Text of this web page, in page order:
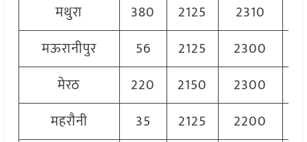
मथुरा
380 2125 2310
मऊरानीपुर
56 2125 2300
मेरठ
220 2150 2300
महरौनी
35 2125 2200